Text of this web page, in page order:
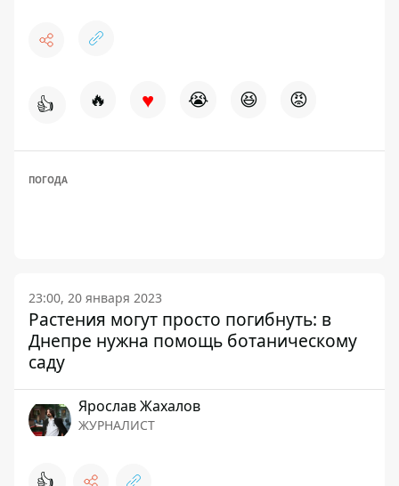
👍 🔥 ♥ 😭 😆 😡
ПОГОДА
23:00, 20 января 2023
Растения могут просто погибнуть: в
Днепре нужна помощь ботаническому
саду
Ярослав Жахалов
ЖУРНАЛИСТ
👍